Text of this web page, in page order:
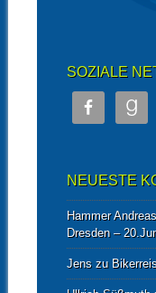
SOZIALE
NEUESTE
Hammer Andreas
Dresden –
Jenszu